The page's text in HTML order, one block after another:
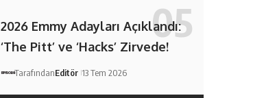
2026 Emmy Adayları Açıklandı:
‘The Pitt’ ve ‘Hacks’ Zirvede!
TarafındanEditör 13 Tem 2026